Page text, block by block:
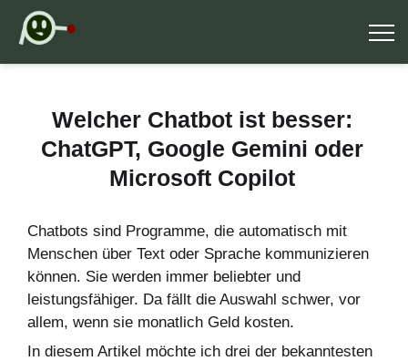
Welcher Chatbot ist besser:
ChatGPT, Google Gemini oder
Microsoft Copilot
Chatbots sind Programme, die automatisch mit
Menschen über Text oder Sprache kommunizieren
können. Sie werden immer beliebter und
leistungsfähiger. Da fällt die Auswahl schwer, vor
allem, wenn sie monatlich Geld kosten.
In diesem Artikel möchte ich drei der bekanntesten